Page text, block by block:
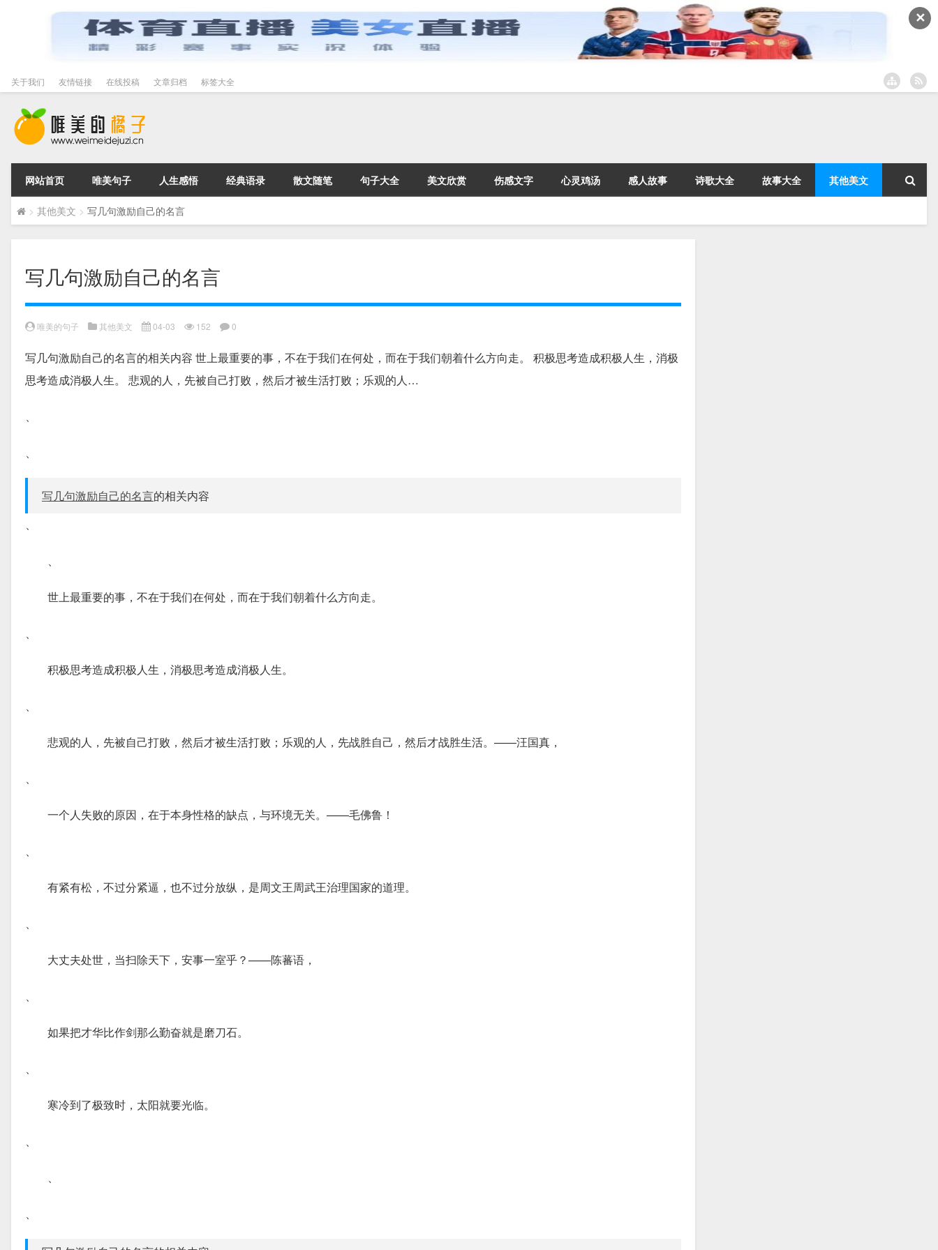
✕
关于我们 友情链接 在线投稿 文章归档 标签大全
网站首页 唯美句子 人生感悟 经典语录 散文随笔 句子大全 美文欣赏 伤感文字 心灵鸡汤 感人故事 诗歌大全 故事大全 其他美文
> 其他美文 > 写几句激励自己的名言
写几句激励自己的名言
唯美的句子 其他美文 04-03 152 0
写几句激励自己的名言的相关内容 世上最重要的事，不在于我们在何处，而在于我们朝着什么方向走。 积极思考造成积极人生，消极
思考造成消极人生。 悲观的人，先被自己打败，然后才被生活打败；乐观的人…
、
、
写几句激励自己的名言的相关内容
、
、
世上最重要的事，不在于我们在何处，而在于我们朝着什么方向走。
、
积极思考造成积极人生，消极思考造成消极人生。
、
悲观的人，先被自己打败，然后才被生活打败；乐观的人，先战胜自己，然后才战胜生活。——汪国真，
、
一个人失败的原因，在于本身性格的缺点，与环境无关。——毛佛鲁！
、
有紧有松，不过分紧逼，也不过分放纵，是周文王周武王治理国家的道理。
、
大丈夫处世，当扫除天下，安事一室乎？——陈蕃语，
、
如果把才华比作剑那么勤奋就是磨刀石。
、
寒冷到了极致时，太阳就要光临。
、
、
、